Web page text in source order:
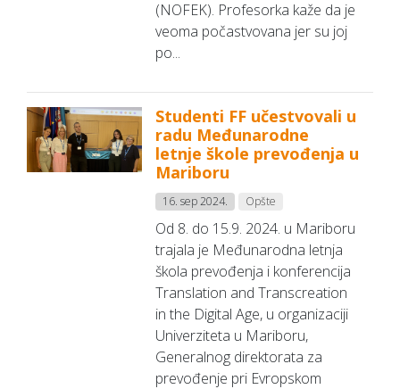
(NOFEK). Profesorka kaže da je
veoma počastvovana jer su joj
po...
Studenti FF učestvovali u
radu Međunarodne
letnje škole prevođenja u
Mariboru
16. sep 2024. Opšte
Od 8. do 15.9. 2024. u Mariboru
trajala je Međunarodna letnja
škola prevođenja i konferencija
Translation and Transcreation
in the Digital Age, u organizaciji
Univerziteta u Mariboru,
Generalnog direktorata za
prevođenje pri Evropskom